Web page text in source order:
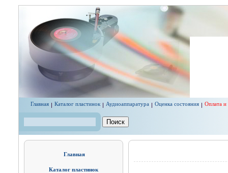
Главная Каталог пластинок Аудиоаппаратура Оценка состояния Оплата и
Главная
Каталог пластинок